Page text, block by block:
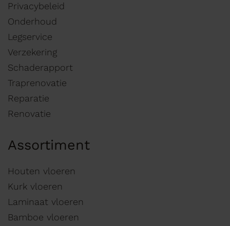
Privacybeleid
Onderhoud
Legservice
Verzekering
Schaderapport
Traprenovatie
Reparatie
Renovatie
Assortiment
Houten vloeren
Kurk vloeren
Laminaat vloeren
Bamboe vloeren